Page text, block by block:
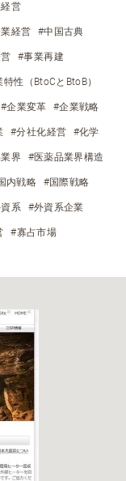
営
経営 #中国古典
#事業再建
特性（BtoCとBtoB）
#企業変革 #企業戦略
#分社化経営 #化学
界 #医薬品業界構造
内戦略 #国際戦略
系 #外資系企業
#寡占市場